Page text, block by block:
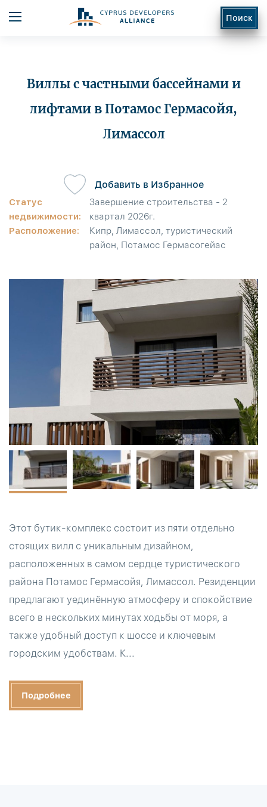
Поиск
Виллы с частными бассейнами и
лифтами в Потамос Гермасойя,
Лимассол
Статус
недвижимости:
Завершение строительства - 2
квартал 2026г.
Расположение:
Кипр, Лимассол, туристический
район, Потамос Гермасогейас
Добавить в Избранное
Этот бутик-комплекс состоит из пяти отдельно
стоящих вилл с уникальным дизайном,
расположенных в самом сердце туристического
района Потамос Гермасойя, Лимассол. Резиденции
предлагают уединённую атмосферу и спокойствие
всего в нескольких минутах ходьбы от моря, а
также удобный доступ к шоссе и ключевым
городским удобствам. К...
Подробнее